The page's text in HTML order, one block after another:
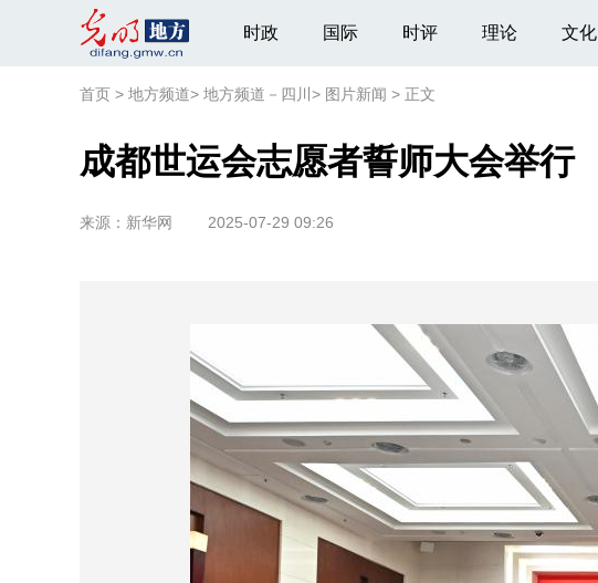
时政 国际 时评 理论 文化
首页 > 地方频道> 地方频道－四川 > 图片新闻 > 正文
成都世运会志愿者誓师大会举行
来源： 新华网 2025-07-29 09:26